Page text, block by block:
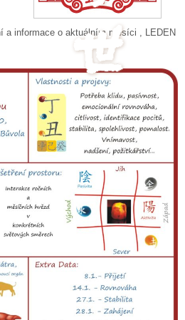
a informace o aktuálním měsíci , LEDEN